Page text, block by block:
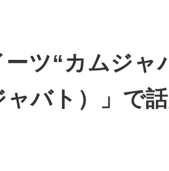
ーツ“カムジャ
バト）」で